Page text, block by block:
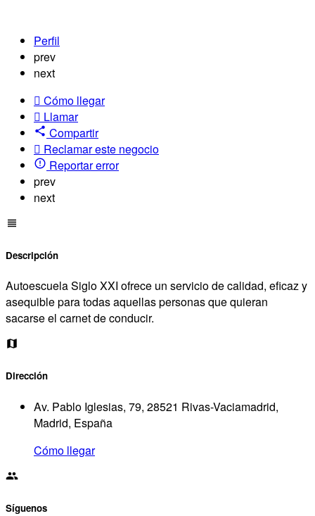
Perfil
prev
next
Cómo llegar
Llamar
Compartir
Reclamar este negocio
Reportar error
prev
next
Descripción
Autoescuela Siglo XXI ofrece un servicio de calidad, eficaz y
asequible para todas aquellas personas que quieran
sacarse el carnet de conducir.
Dirección
Av. Pablo Iglesias, 79, 28521 Rivas-Vaciamadrid,
Madrid, España
Cómo llegar
Síguenos